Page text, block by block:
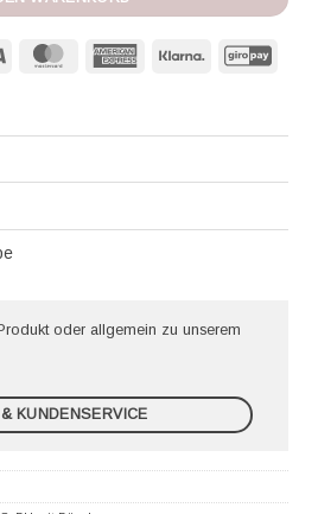
MasterCard American
Klarna
oder allgemein zu unserem
& KUNDENSERVICE